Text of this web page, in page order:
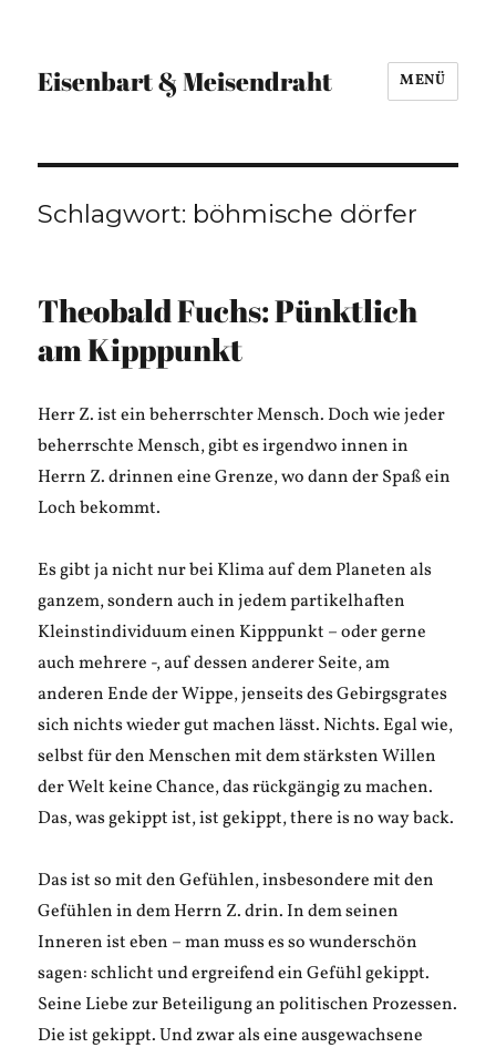
Eisenbart & Meisendraht MENÜ
Schlagwort: böhmische dörfer
Theobald Fuchs: Pünktlich
am Kipppunkt
Herr Z. ist ein beherrschter Mensch. Doch wie jeder
beherrschte Mensch, gibt es irgendwo innen in
Herrn Z. drinnen eine Grenze, wo dann der Spaß ein
Loch bekommt.
Es gibt ja nicht nur bei Klima auf dem Planeten als
ganzem, sondern auch in jedem partikelhaften
Kleinstindividuum einen Kipppunkt – oder gerne
auch mehrere -, auf dessen anderer Seite, am
anderen Ende der Wippe, jenseits des Gebirgsgrates
sich nichts wieder gut machen lässt. Nichts. Egal wie,
selbst für den Menschen mit dem stärksten Willen
der Welt keine Chance, das rückgängig zu machen.
Das, was gekippt ist, ist gekippt, there is no way back.
Das ist so mit den Gefühlen, insbesondere mit den
Gefühlen in dem Herrn Z. drin. In dem seinen
Inneren ist eben – man muss es so wunderschön
sagen: schlicht und ergreifend ein Gefühl gekippt.
Seine Liebe zur Beteiligung an politischen Prozessen.
Die ist gekippt. Und zwar als eine ausgewachsene